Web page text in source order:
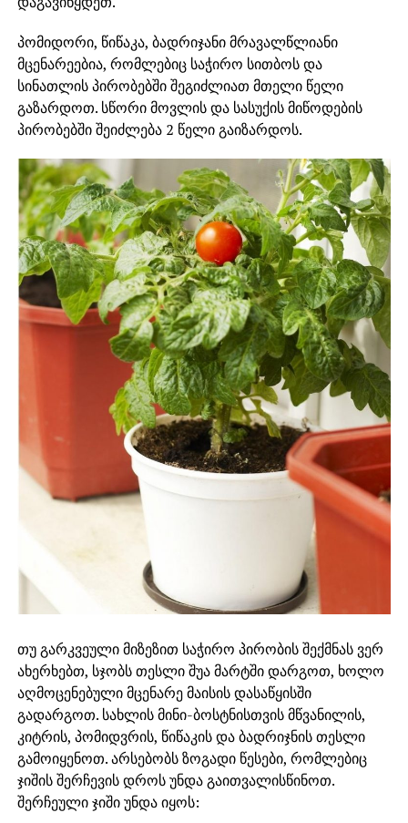
პომიდორი, წიწაკა, ბადრიჯანი მრავალწლიანი
მცენარეებია, რომლებიც საჭირო სითბოს და
სინათლის პირობებში შეგიძლიათ მთელი წელი
გაზარდოთ. სწორი მოვლის და სასუქის მიწოდების
პირობებში შეიძლება 2 წელი გაიზარდოს.
თუ გარკვეული მიზეზით საჭირო პირობის შექმნას ვერ
ახერხებთ, სჯობს თესლი შუა მარტში დარგოთ, ხოლო
აღმოცენებული მცენარე მაისის დასაწყისში
გადარგოთ. სახლის მინი-ბოსტნისთვის მწვანილის,
კიტრის, პომიდვრის, წიწაკის და ბადრიჯნის თესლი
გამოიყენოთ. არსებობს ზოგადი წესები, რომლებიც
ჯიშის შერჩევის დროს უნდა გაითვალისწინოთ.
შერჩეული ჯიში უნდა იყოს: